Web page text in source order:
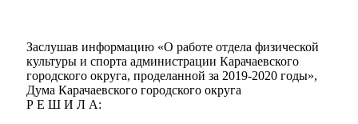
Заслушав информацию «О работе отдела физической
культуры и спорта администрации Карачаевского
городского округа, проделанной за 2019-2020 годы»,
Дума Карачаевского городского округа
Р Е Ш И Л А: